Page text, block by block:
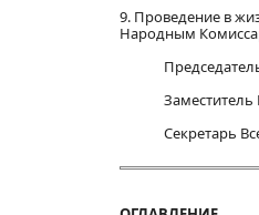
9. Проведение в
Народным
Секретарь